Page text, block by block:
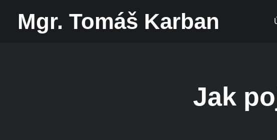
Mgr. Tomáš Karban
Jak